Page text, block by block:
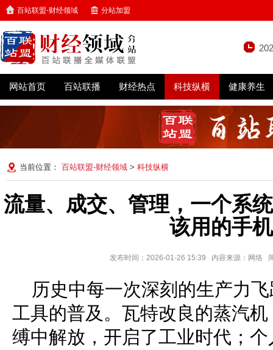
百站联盟-财经领域 分站加盟
网站首页 百站联播 财经热点 科技纵横 健康养生
当前位置： 百站联盟-财经领域 > 科技纵横
流量、成交、管理，一个系
该用的手
发布时间：2026-01-26 15:39 内容来源：网络
历史中每一次深刻的生产力
工具的普及。瓦特改良的蒸汽
缚中解放，开启了工业时代；